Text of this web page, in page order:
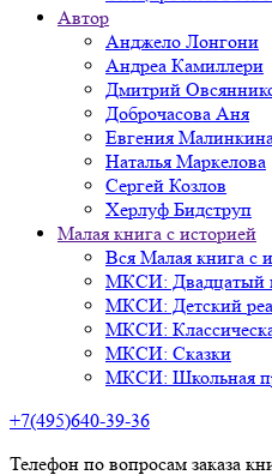
Автор
Анджело Лонгони
Андреа Камиллери
Дмитрий
Доброчасова Аня
Евгения
Наталья Маркелова
Сергей Козлов
Херлуф Бидструп
Малая книга с историей
Вся Малая книга с
МКСИ: Двадцатый
МКСИ: Детский
МКСИ:
МКСИ: Сказки
МКСИ: Школьная
+7(495)640-39-36
Телефон по вопросам заказа